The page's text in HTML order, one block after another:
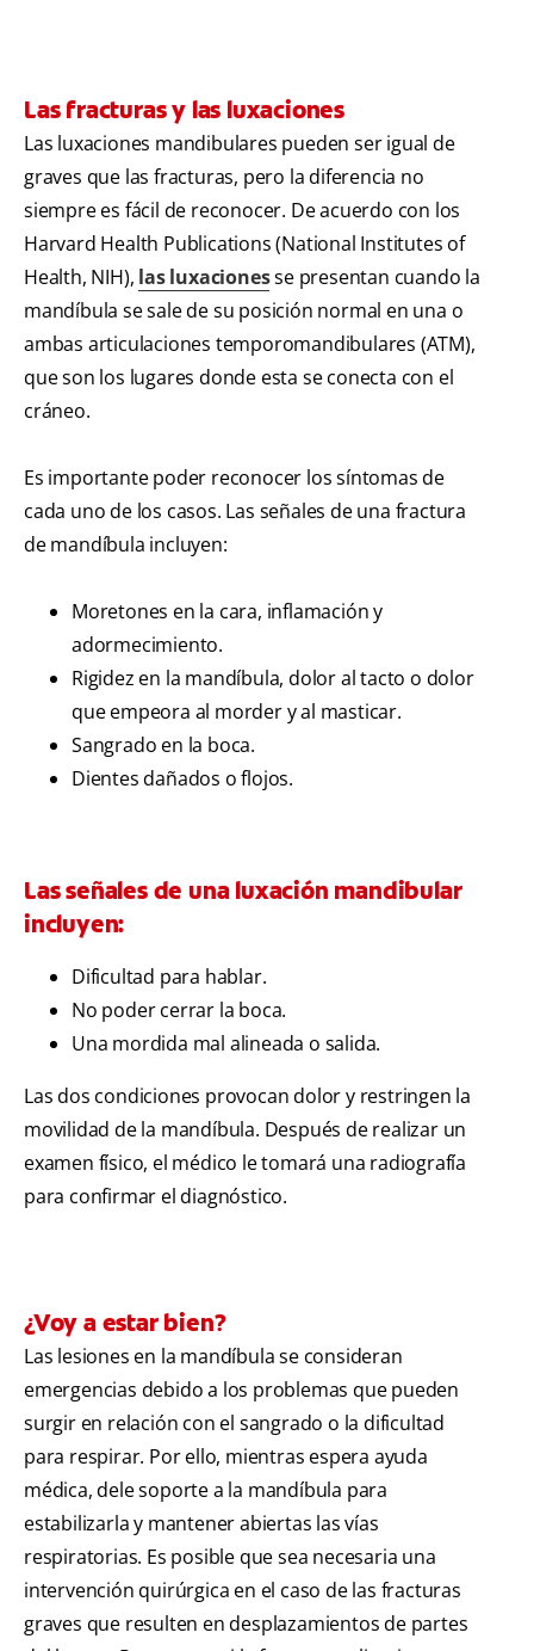
Las fracturas y las luxaciones
Las luxaciones mandibulares pueden ser igual de
graves que las fracturas, pero la diferencia no
siempre es fácil de reconocer. De acuerdo con los
Harvard Health Publications (National Institutes of
Health, NIH), las luxacionesse presentan cuando la
mandíbula se sale de su posición normal en una o
ambas articulaciones temporomandibulares (ATM),
que son los lugares donde esta se conecta con el
cráneo.
Es importante poder reconocer los síntomas de
cada uno de los casos. Las señales de una fractura
de mandíbula incluyen:
Moretones en la cara, inflamación y
adormecimiento.
Rigidez en la mandíbula, dolor al tacto o dolor
que empeora al morder y al masticar.
Sangrado en la boca.
Dientes dañados o flojos.
Las señales de una luxación mandibular
incluyen:
Dificultad para hablar.
No poder cerrar la boca.
Una mordida mal alineada o salida.
Las dos condiciones provocan dolor y restringen la
movilidad de la mandíbula. Después de realizar un
examen físico, el médico le tomará una radiografía
para confirmar el diagnóstico.
¿Voy a estar bien?
Las lesiones en la mandíbula se consideran
emergencias debido a los problemas que pueden
surgir en relación con el sangrado o la dificultad
para respirar. Por ello, mientras espera ayuda
médica, dele soporte a la mandíbula para
estabilizarla y mantener abiertas las vías
respiratorias. Es posible que sea necesaria una
intervención quirúrgica en el caso de las fracturas
graves que resulten en desplazamientos de partes